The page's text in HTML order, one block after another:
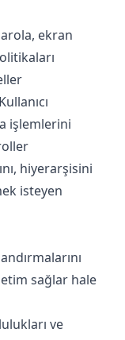
ekran
işlemlerini
hiyerarşisini
isteyen
sağlar hale
ve